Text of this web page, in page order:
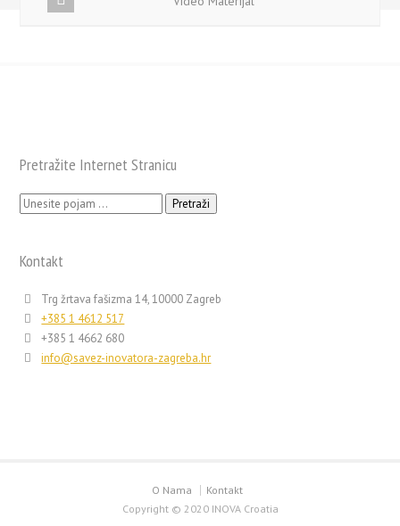
Pretražite Internet Stranicu
Pretraži:
Kontakt
Trg žrtava fašizma 14, 10000 Zagreb
+385 1 4612 517
+385 1 4662 680
info@savez-inovatora-zagreba.hr
O Nama
Kontakt
Copyright © 2020 INOVA Croatia